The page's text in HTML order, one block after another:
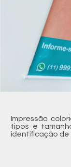
Impressão
tipos e
identificação de